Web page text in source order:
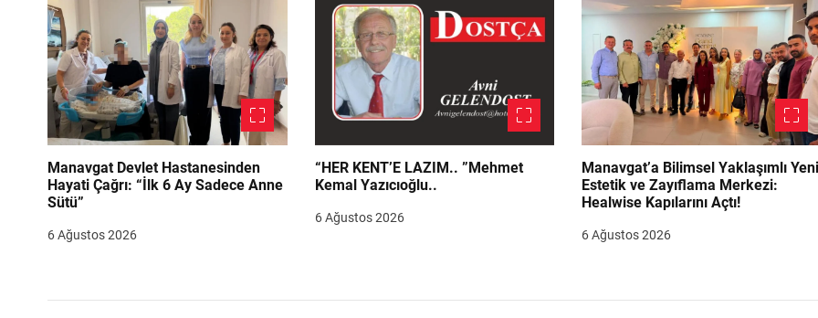
Manavgat Devlet Hastanesinden
Hayati Çağrı: “İlk 6 Ay Sadece Anne
Sütü”
6 Ağustos 2026
“HER KENT’E LAZIM.. ”Mehmet
Kemal Yazıcıoğlu..
6 Ağustos 2026
Manavgat’a Bilimsel Yaklaşımlı
Estetik ve Zayıflama Merkezi:
Healwise Kapılarını Açtı!
6 Ağustos 2026